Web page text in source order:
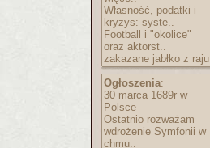
Własność, podatki i
kryzys: syste..
Football i "okolice"
oraz aktorst..
zakazane jabłko z raju
Ogłoszenia:
30 marca 1689r w
Polsce
Ostatnio rozważam
wdrożenie Symfonii w
chmu..